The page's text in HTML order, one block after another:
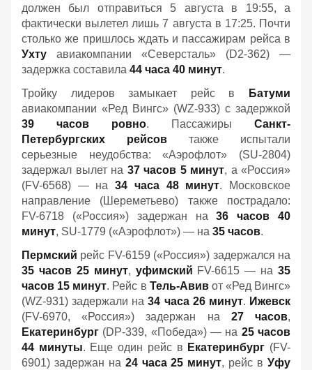
должен был отправиться 5 августа в 19:55, а
фактически вылетел лишь 7 августа в 17:25. Почти
столько же пришлось ждать и пассажирам рейса в
Ухту авиакомпании «Северсталь» (D2-362) —
задержка составила 44 часа 40 минут.
Тройку лидеров замыкает рейс в
Батуми
авиакомпании «Ред Вингс» (WZ-933) с задержкой
39 часов ровно. Пассажиры Санкт-
Петербургских рейсов также испытали
серьезные неудобства: «Аэрофлот» (SU-2804)
задержал вылет на 37 часов 5 минут, а «Россия»
(FV-6568) — на34 часа 48 минут. Московское
направление (Шереметьево) также пострадало:
FV-6718 («Россия») задержан на36 часов 40
минут, SU-1779 («Аэрофлот») — на 35 часов.
Пермский рейс FV-6159 («Россия») задержался на
35 часов 25 минут, уфимский FV-6615 — на 35
часов 15 минут. Рейс в Тель-Авивот «Ред Вингс»
(WZ-931) задержали на34 часа 26 минут. Ижевск
(FV-6970, «Россия») задержан на 27 часов,
Екатеринбург (DP-339, «Победа») — на 25 часов
44 минуты. Еще один рейс в Екатеринбург (FV-
6901) задержан на 24 часа 25 минут, рейс вУфу